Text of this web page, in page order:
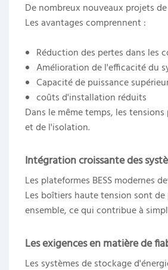
De nombreux nouveaux projets
Les avantages comprennent :
Réduction des pertes dans les
Amélioration de l'efficacité du
Capacité de puissance
coûts d'installation réduits
Dans le même temps, les
et de l'isolation.
Intégration croissante des
Les plateformes BESS modernes
Les boîtiers haute tension sont
ensemble, ce qui contribue à
Les exigences en matière de
Les systèmes de stockage